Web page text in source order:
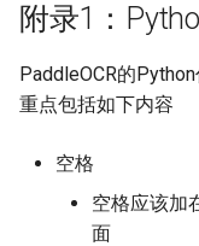
Jetson部署
端侧部署
网页前端部署
运行环境
模型库
模型压缩
推理部署
博客
公式识别算法
端到端OCR算法
关键信息抽取算法
交通
表格识别数据集
关键信息提取数据集
附录3：Pull
3.1 PaddleOCR分
程与规范
3.2.1 创建你的 远
附录1：
PaddleOCR的
重点包括如下内容
空格
空格应该加
面